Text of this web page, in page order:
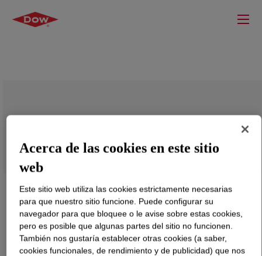
BYNEL™ 4104 Adhesive Resin
Acerca de las cookies en este sitio
web
Este sitio web utiliza las cookies estrictamente necesarias
para que nuestro sitio funcione. Puede configurar su
navegador para que bloquee o le avise sobre estas cookies,
pero es posible que algunas partes del sitio no funcionen.
También nos gustaría establecer otras cookies (a saber,
cookies funcionales, de rendimiento y de publicidad) que nos